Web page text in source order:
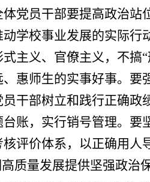
党员干部要提高政治站
学校事业发展的实际行
主义、官僚主义，不搞“
惠师生的实事好事。要
干部树立和践行正确政
账，实行销号管理。要
评价体系，以正确用人
高质量发展提供坚强政治保